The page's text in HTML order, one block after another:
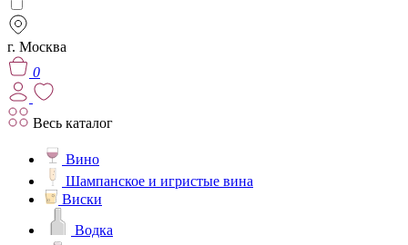
г. Москва
0
Весь каталог
Вино
Шампанское и игристые вина
Виски
Водка